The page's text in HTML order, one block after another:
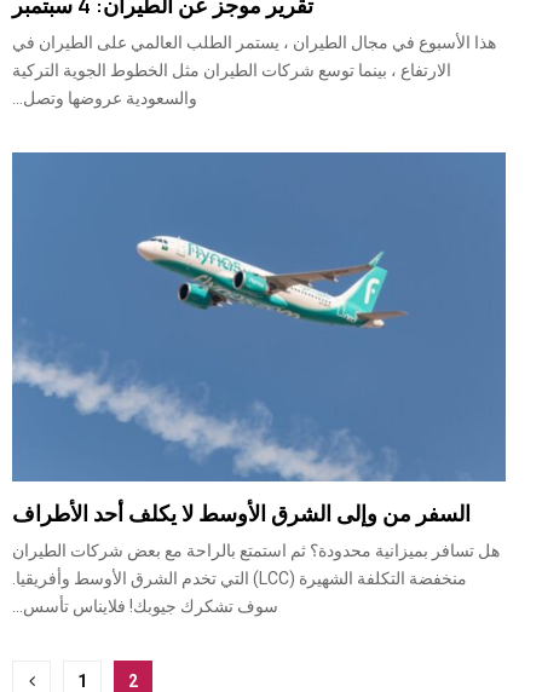
هذا الأسبوع في مجال الطيران ، يستمر الطلب العالمي على الطيران في
الارتفاع ، بينما توسع شركات الطيران مثل الخطوط الجوية التركية
والسعودية عروضها وتصل...
السفر من وإلى الشرق الأوسط لا يكلف أحد الأطراف
هل تسافر بميزانية محدودة؟ ثم استمتع بالراحة مع بعض شركات الطيران
منخفضة التكلفة الشهيرة (LCC) التي تخدم الشرق الأوسط وأفريقيا.
سوف تشكرك جيوبك! فلايناس تأسس...
1 2